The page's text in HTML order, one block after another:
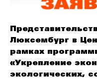
Люксембург в
рамках
«Укрепление
экологических,